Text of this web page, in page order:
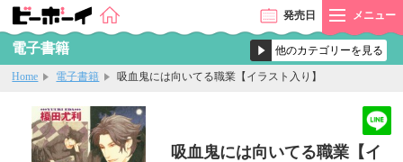
発売日 メニュー
電子書籍
Home 電子書籍 吸血鬼には向いてる職業【イラスト入り】
吸血鬼には向いてる職業【イ